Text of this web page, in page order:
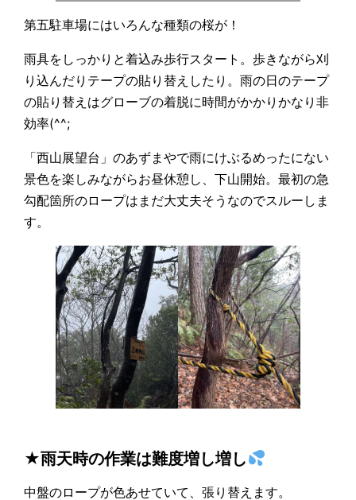
第五駐車場にはいろんな種類の桜が！
雨具をしっかりと着込み歩行スタート。歩きながら刈
り込んだりテープの貼り替えしたり。雨の日のテープ
の貼り替えはグローブの着脱に時間がかかりかなり非
効率(^^;
「西山展望台」のあずまやで雨にけぶるめったにない
景色を楽しみながらお昼休憩し、下山開始。最初の急
勾配箇所のロープはまだ大丈夫そうなのでスルーしま
す。
★雨天時の作業は難度増し増し
中盤のロープが色あせていて、張り替えます。